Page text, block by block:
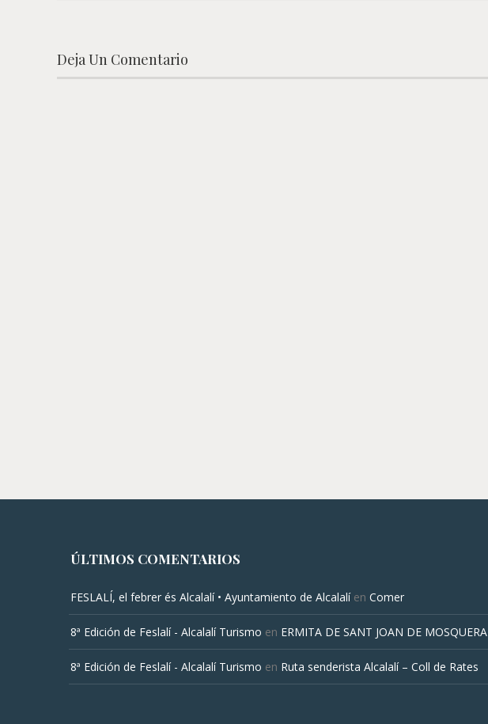
Deja Un Comentario
ÚLTIMOS COMENTARIOS
FESLALÍ, el febrer és Alcalalí • Ayuntamiento de Alcalalíen Comer
8ª Edición de Feslalí - Alcalalí Turismo en ERMITA DE SANT JOAN DE MOSQUERA
8ª Edición de Feslalí - Alcalalí Turismo en Ruta senderista Alcalalí – Coll de Rates